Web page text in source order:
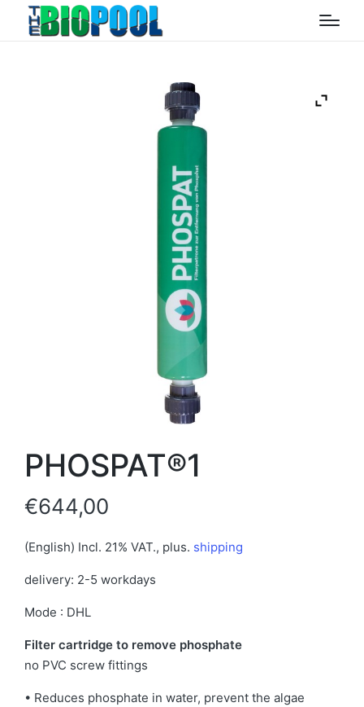
PHOSPAT®1
€644,00
(English) Incl. 21% VAT., plus. shipping
delivery: 2-5 workdays
Mode : DHL
Filter cartridge to remove phosphate
no PVC screw fittings
• Reduces phosphate in water, prevent the algae